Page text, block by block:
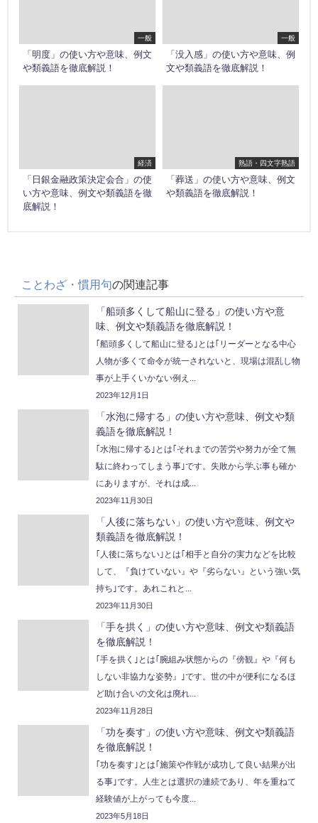
一般
「明度」の使い方や意味、例文
や類義語を徹底解説！
一般
「没入感」の使い方や意味、例
文や類義語を徹底解説！
経済
「日銀金融政策決定会合」の使
い方や意味、例文や類義語を徹
底解説！
熟語・四文字熟語
「葬送」の使い方や意味、例文
や類義語を徹底解説！
ことわざ・慣用句の関連記事
「船頭多くして船山に登る」の使い方や意
味、例文や類義語を徹底解説！
｢船頭多くして船山に登る｣とは｢リーダーとなる中心
人物が多くて命令が統一されないと、現場は混乱し物
事が上手くいかない例え...
2023年12月1日
「水泡に帰する」の使い方や意味、例文や類
義語を徹底解説！
｢水泡に帰する｣とは｢それまでの苦労や努力が全て無
駄に終わってしまう事｣です。失敗から学ぶ事も確か
にありますが、それは成...
2023年11月30日
「人後に落ちない」の使い方や意味、例文や
類義語を徹底解説！
｢人後に落ちない｣とは｢相手と自分の実力などを比較
して、『負けていない』や『劣らない』という強い気
持ち｣です。あれこれと...
2023年11月30日
「手を拱く」の使い方や意味、例文や類義語
を徹底解説！
｢手を拱く｣とは｢腕組み状態からの『傍観』や『何も
しない非協力な姿勢』｣です。世の中が便利になるほ
ど助け合いの文化は廃れ...
2023年11月28日
「功を奏す」の使い方や意味、例文や類義語
を徹底解説！
｢功を奏す｣とは｢施策や作戦が成功して良い結果が出
る事｣です。人生とは選択の連続であり、年を重ねて
経験値が上がっても今度...
2023年5月18日